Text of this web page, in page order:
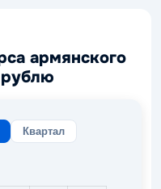
армянского
Квартал